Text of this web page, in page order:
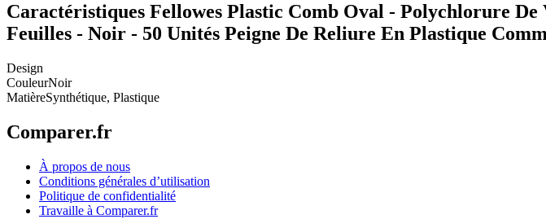
Caractéristiques Fellowes Plastic Comb Oval - Polychlorure
Feuilles - Noir - 50 Unités Peigne De Reliure En Plastique
Design
CouleurNoir
MatièreSynthétique, Plastique
Comparer.fr
À propos de nous
Conditions générales d’utilisation
Politique de confidentialité
Travaille à Comparer.fr